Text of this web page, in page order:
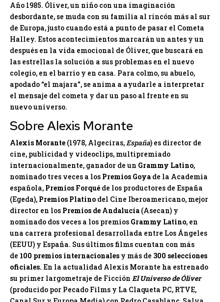
Año 1985. Óliver, un niño con una imaginación
desbordante, se muda con su familia al rincón más al sur
de Europa, justo cuando está a punto de pasar el Cometa
Halley. Estos acontecimientos marcarán un antes y un
después en la vida emocional de Óliver, que buscará en
las estrellas la solución a sus problemas en el nuevo
colegio, en el barrio y en casa. Para colmo, su abuelo,
apodado “el majara”, se anima a ayudarle a interpretar
el mensaje del cometa y dar un paso al frente en su
nuevo universo.
Sobre Alexis Morante
Alexis Morante (1978, Algeciras,España) es director de
cine, publicidad y videoclips, multipremiado
internacionalmente, ganador de un Grammy Latino,
nominado tres veces a los Premios Goya de la Academia
española, Premios Forqué de los productores de España
(Egeda), Premios Platino del Cine Iberoamericano, mejor
director en los Premios de Andalucía (Asecan) y
nominado dos veces a los premios Grammy Latino, en
una carrera profesional desarrollada entre Los Ángeles
(EEUU) y España. Sus últimos films cuentan con más
de 100 premios internacionales y más de 300 selecciones
oficiales. En la actualidad Alexis Morante ha estrenado
su primer largometraje de Ficción El Universo de Óliver
(producido por Pecado Films y La Claqueta PC, RTVE,